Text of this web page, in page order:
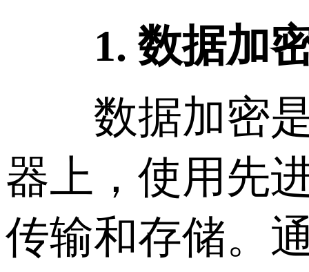
1. 数据加
数据加密是
器上，使用先
传输和存储。